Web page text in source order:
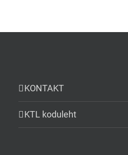
KONTAKT
KTL koduleht